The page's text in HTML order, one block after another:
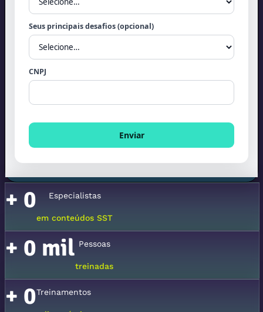
+ 0 Especialistas
em conteúdos SST
+ 0 mil Pessoas
treinadas
+ 0Treinamentos